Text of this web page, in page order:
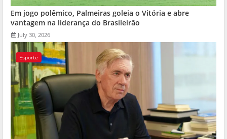
Em jogo polêmico, Palmeiras goleia o Vitória e abre
vantagem na liderança do Brasileirão
July 30, 2026
Esporte